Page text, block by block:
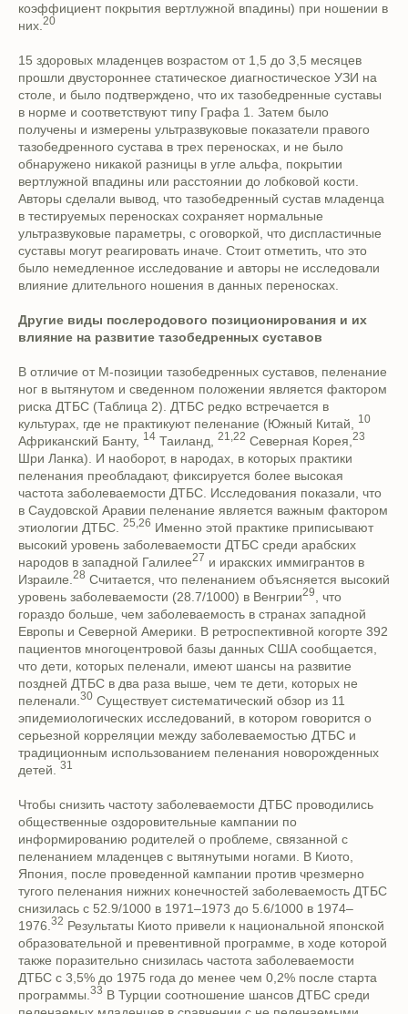
коэффициент покрытия вертлужной впадины) при ношении в
них.20
15 здоровых младенцев возрастом от 1,5 до 3,5 месяцев
прошли двустороннее статическое диагностическое УЗИ на
столе, и было подтверждено, что их тазобедренные суставы
в норме и соответствуют типу Графа 1. Затем было
получены и измерены ультразвуковые показатели правого
тазобедренного сустава в трех переносках, и не было
обнаружено никакой разницы в угле альфа, покрытии
вертлужной впадины или расстоянии до лобковой кости.
Авторы сделали вывод, что тазобедренный сустав младенца
в тестируемых переносках сохраняет нормальные
ультразвуковые параметры, с оговоркой, что диспластичные
суставы могут реагировать иначе. Стоит отметить, что это
было немедленное исследование и авторы не исследовали
влияние длительного ношения в данных переносках.
Другие виды послеродового позиционирования и их
влияние на развитие тазобедренных суставов
В отличие от М-позиции тазобедренных суставов, пеленание
ног в вытянутом и сведенном положении является фактором
риска ДТБС (Таблица 2). ДТБС редко встречается в
культурах, где не практикуют пеленание (Южный Китай, 10
Африканский Банту, 14 Таиланд, 21,22 Северная Корея,23
Шри Ланка). И наоборот, в народах, в которых практики
пеленания преобладают, фиксируется более высокая
частота заболеваемости ДТБС. Исследования показали, что
в Саудовской Аравии пеленание является важным фактором
этиологии ДТБС. 25,26 Именно этой практике приписывают
высокий уровень заболеваемости ДТБС среди арабских
народов в западной Галилее27 и иракских иммигрантов в
Израиле.28 Считается, что пеленанием объясняется высокий
уровень заболеваемости (28.7/1000) в Венгрии29, что
гораздо больше, чем заболеваемость в странах западной
Европы и Северной Америки. В ретроспективной когорте 392
пациентов многоцентровой базы данных США сообщается,
что дети, которых пеленали, имеют шансы на развитие
поздней ДТБС в два раза выше, чем те дети, которых не
пеленали.30 Существует систематический обзор из 11
эпидемиологических исследований, в котором говорится о
серьезной корреляции между заболеваемостью ДТБС и
традиционным использованием пеленания новорожденных
детей. 31
Чтобы снизить частоту заболеваемости ДТБС проводились
общественные оздоровительные кампании по
информированию родителей о проблеме, связанной с
пеленанием младенцев с вытянутыми ногами. В Киото,
Япония, после проведенной кампании против чрезмерно
тугого пеленания нижних конечностей заболеваемость ДТБС
снизилась с 52.9/1000 в 1971–1973 до 5.6/1000 в 1974–
1976.32 Результаты Киото привели к национальной японской
образовательной и превентивной программе, в ходе которой
также поразительно снизилась частота заболеваемости
ДТБС с 3,5% до 1975 года до менее чем 0,2% после старта
программы.33 В Турции соотношение шансов ДТБС среди